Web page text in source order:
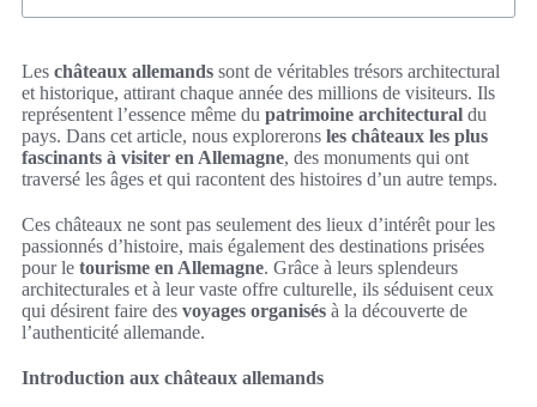
Les châteaux allemands sont de véritables trésors architectural
et historique, attirant chaque année des millions de visiteurs. Ils
représentent l’essence même du patrimoine architectural du
pays. Dans cet article, nous explorerons les châteaux les plus
fascinants à visiter en Allemagne, des monuments qui ont
traversé les âges et qui racontent des histoires d’un autre temps.
Ces châteaux ne sont pas seulement des lieux d’intérêt pour les
passionnés d’histoire, mais également des destinations prisées
pour le tourisme en Allemagne. Grâce à leurs splendeurs
architecturales et à leur vaste offre culturelle, ils séduisent ceux
qui désirent faire des voyages organisés à la découverte de
l’authenticité allemande.
Introduction aux châteaux allemands